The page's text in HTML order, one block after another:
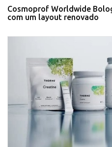
Cosmoprof Worldwide
com um layout renovado